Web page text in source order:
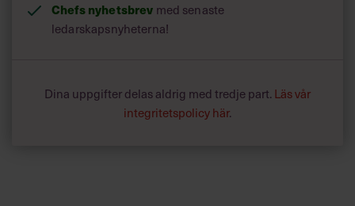
Chefs nyhetsbrev med senaste
ledarskapsnyheterna!
Dina uppgifter delas aldrig med tredje part. Läs vår
integritetspolicy här.